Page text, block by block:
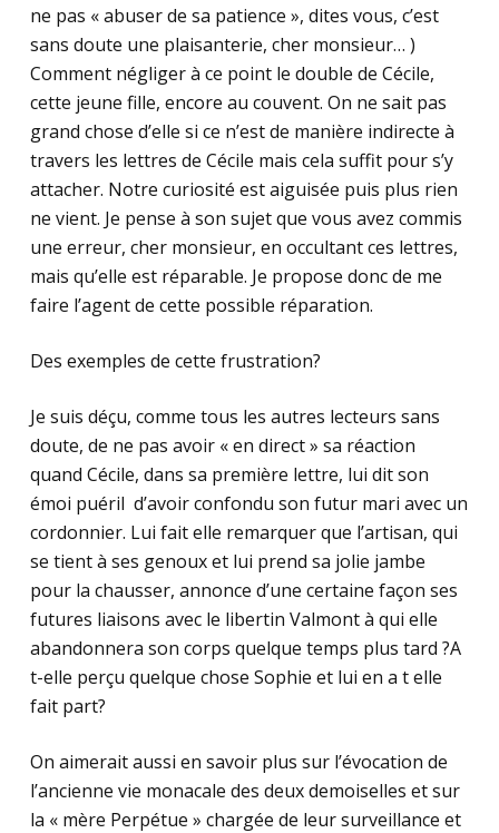
ne pas « abuser de sa patience », dites vous, c’est
sans doute une plaisanterie, cher monsieur… )
Comment négliger à ce point le double de Cécile,
cette jeune fille, encore au couvent. On ne sait pas
grand chose d’elle si ce n’est de manière indirecte à
travers les lettres de Cécile mais cela suffit pour s’y
attacher. Notre curiosité est aiguisée puis plus rien
ne vient. Je pense à son sujet que vous avez commis
une erreur, cher monsieur, en occultant ces lettres,
mais qu’elle est réparable. Je propose donc de me
faire l’agent de cette possible réparation.
Des exemples de cette frustration?
Je suis déçu, comme tous les autres lecteurs sans
doute, de ne pas avoir « en direct » sa réaction
quand Cécile, dans sa première lettre, lui dit son
émoi puéril d’avoir confondu son futur mari avec un
cordonnier. Lui fait elle remarquer que l’artisan, qui
se tient à ses genoux et lui prend sa jolie jambe
pour la chausser, annonce d’une certaine façon ses
futures liaisons avec le libertin Valmont à qui elle
abandonnera son corps quelque temps plus tard ?A
t-elle perçu quelque chose Sophie et lui en a t elle
fait part?
On aimerait aussi en savoir plus sur l’évocation de
l’ancienne vie monacale des deux demoiselles et sur
la « mère Perpétue » chargée de leur surveillance et